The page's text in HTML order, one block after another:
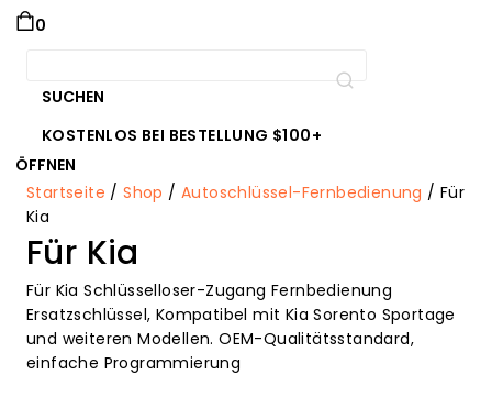
0
SUCHEN
KOSTENLOS BEI BESTELLUNG $100+
ÖFFNEN
Startseite / Shop / Autoschlüssel-Fernbedienung / Für
Kia
Für Kia
Für Kia Schlüsselloser-Zugang Fernbedienung
Ersatzschlüssel, Kompatibel mit Kia Sorento Sportage
und weiteren Modellen. OEM-Qualitätsstandard,
einfache Programmierung